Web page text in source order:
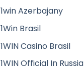
1win Azerbajany
1Win Brasil
1WIN Casino Brasil
1WIN Official In Russia